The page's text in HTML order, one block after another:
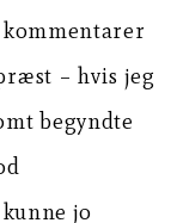
– hvis jeg
begyndte
jo